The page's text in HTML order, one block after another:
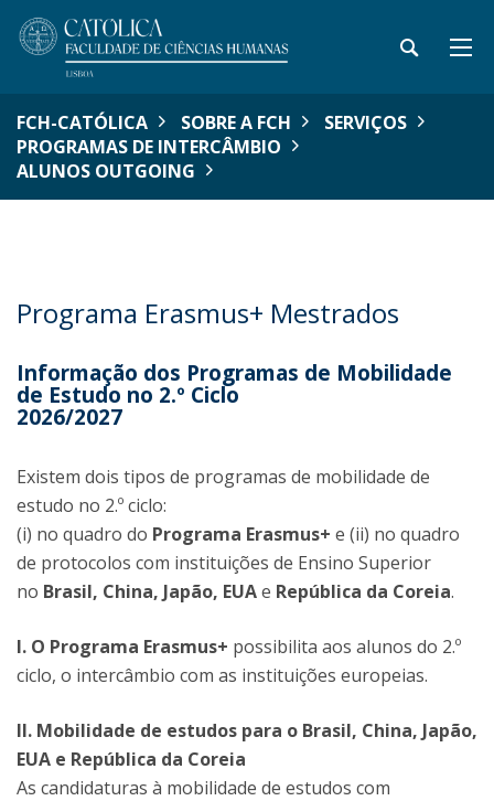
FCH-CATÓLICA SOBRE A FCH
SERVIÇOS
PROGRAMAS DE INTERCÂMBIO
ALUNOS OUTGOING
Programa Erasmus+ Mestrados
Informação dos Programas de Mobilidade
de Estudo no 2.º Ciclo
2026/2027
Existem dois tipos de programas de mobilidade de
estudo no 2.º ciclo:
(i) no quadro do Programa Erasmus+ e (ii) no quadro
de protocolos com instituições de Ensino Superior
no Brasil, China, Japão, EUAe República da Coreia.
I. O Programa Erasmus+ possibilita aos alunos do 2.º
ciclo, o intercâmbio com as instituições europeias.
II. Mobilidade de estudos para o Brasil, China, Japão,
EUA e República da Coreia
As candidaturas à mobilidade de estudos com